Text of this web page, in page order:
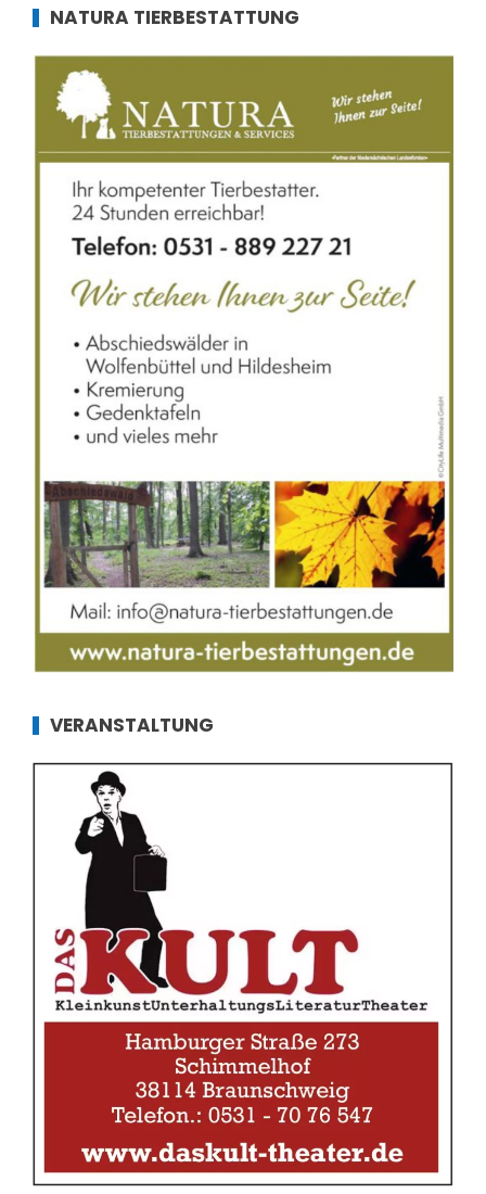
NATURA TIERBESTATTUNG
VERANSTALTUNG